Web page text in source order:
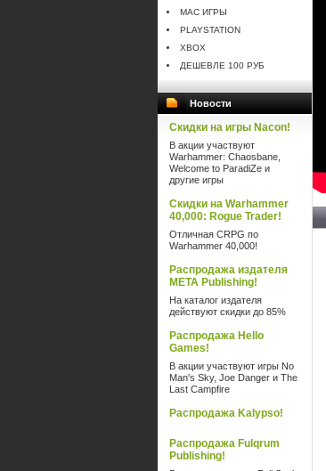
MAC ИГРЫ
PLAYSTATION
XBOX
ДЕШЕВЛЕ 100 РУБ
Новости
Скидки на игры Nacon!
В акции участвуют
Warhammer: Chaosbane,
Welcome to ParadiZe и
другие игры
Скидки на Warhammer
40,000: Rogue Trader!
Отличная CRPG по
Warhammer 40,000!
Распродажа издателя
META Publishing!
На каталог издателя
действуют скидки до 85%
Распродажа Hello
Games!
В акции участвуют игры No
Man's Sky, Joe Danger и The
Last Campfire
Распродажа Kalypso!
Распродажа Fulqrum
Publishing!